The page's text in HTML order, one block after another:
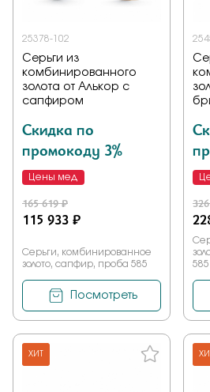
25378-102
Серьги из
комбинированного
золота от Алькор с
сапфиром
Скидка по
промокоду 3%
Цены мед
165 619 ₽
115 933 ₽
Серьги, комбинированное
золото, сапфир, проба 585
Посмотреть
585
ХИТ ХИТ